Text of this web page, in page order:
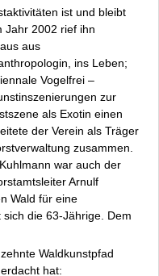
ist und bleibt
Jahr 2002 rief ihn
aus
ins Leben;
Vogelfrei –
zur
als Exotin einen
der Verein als Träger
zusammen.
war auch der
Arnulf
Wald für eine
sich die 63-Jährige. Dem
Waldkunstpfad
hat: